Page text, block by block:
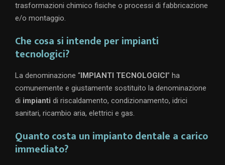
trasformazioni chimico fisiche o processi di fabbricazione
e/o montaggio.
Che cosa si intende per impianti
tecnologici?
La denominazione “IMPIANTI TECNOLOGICI” ha
comunemente e giustamente sostituito la denominazione
di impianti di riscaldamento, condizionamento, idrici
sanitari, ricambio aria, elettrici e gas.
Quanto costa un impianto dentale a carico
immediato?